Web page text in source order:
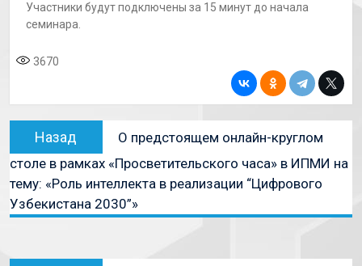
Участники будут подключены за 15 минут до начала
семинара.
3670
Назад
О предстоящем онлайн-круглом
столе в рамках «Просветительского часа» в ИПМИ на
тему: «Роль интеллекта в реализации “Цифрового
Узбекистана 2030”»